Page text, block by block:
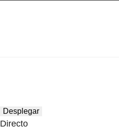
Desplegar
Directo